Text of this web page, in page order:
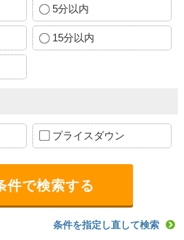
5分以内
15分以内
プライスダウン
条件を指定し直して検索